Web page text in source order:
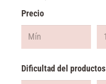
Precio
Dificultad del productos